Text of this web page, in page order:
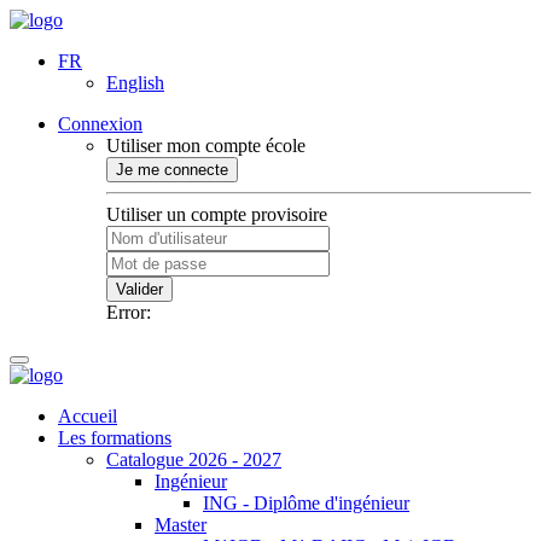
FR
English
Connexion
Utiliser mon compte école
Je me connecte
Utiliser un compte provisoire
Valider
Error:
Accueil
Les formations
Catalogue 2026 - 2027
Ingénieur
ING - Diplôme d'ingénieur
Master